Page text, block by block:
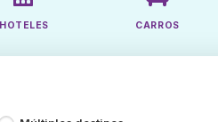
HOTELES CARROS